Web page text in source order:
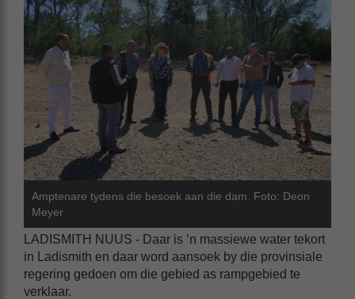
Amptenare tydens die besoek aan die dam. Foto: Deon
Meyer
LADISMITH NUUS - Daar is ’n massiewe water tekort
in Ladismith en daar word aansoek by die provinsiale
regering gedoen om die gebied as rampgebied te
verklaar.